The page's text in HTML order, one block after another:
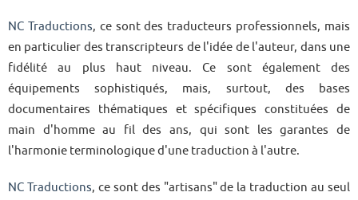
NC Traductions, ce sont des traducteurs professionnels, mais
en particulier des transcripteurs de l'idée de l'auteur, dans une
fidélité au plus haut niveau. Ce sont également des
équipements sophistiqués, mais, surtout, des bases
documentaires thématiques et spécifiques constituées de
main d'homme au fil des ans, qui sont les garantes de
l'harmonie terminologique d'une traduction à l'autre.
NC Traductions, ce sont des "artisans" de la traduction au seul